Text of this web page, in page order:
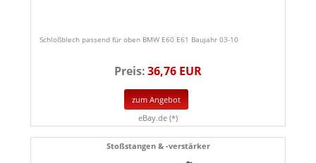
Schloßblech passend für oben BMW E60 E61 Baujahr 03-10
Preis:36,76 EUR
zum Angebot
eBay.de (*)
Stoßstangen & -verstärker